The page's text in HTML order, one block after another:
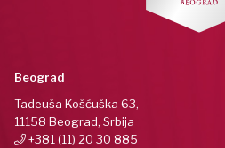
Beograd
Tadeuša Košćuška 63,
11158 Beograd, Srbija
+381 (11) 20 30 885